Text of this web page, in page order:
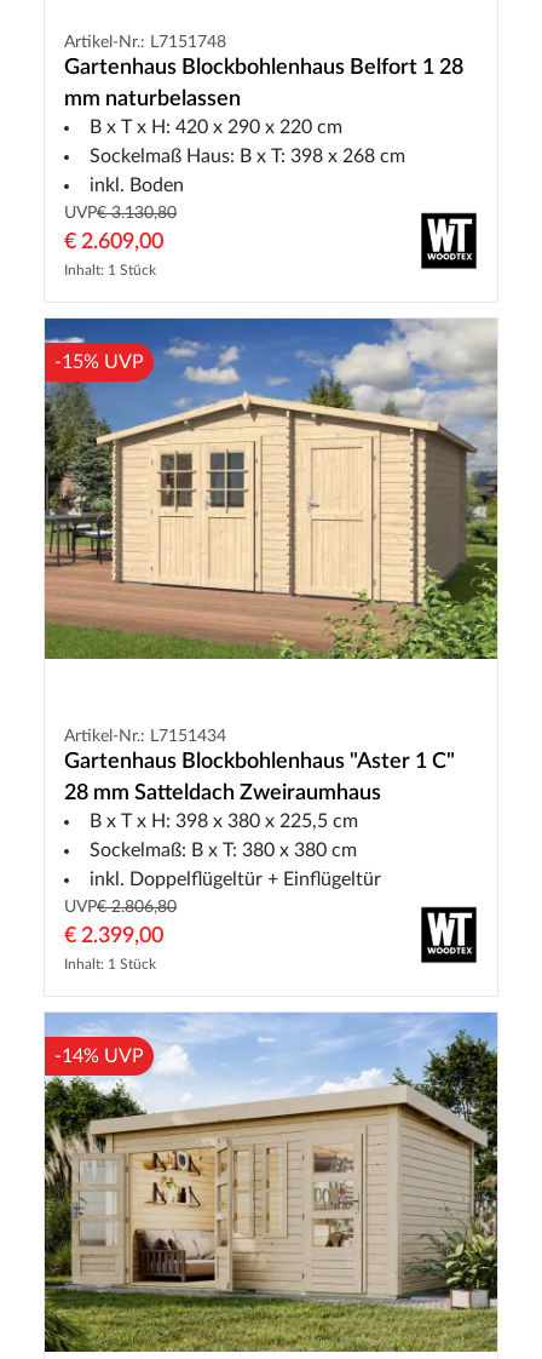
Artikel-Nr.: L7151748
Gartenhaus Blockbohlenhaus Belfort 1 28
mm naturbelassen
B x T x H: 420 x 290 x 220 cm
Sockelmaß Haus: B x T: 398 x 268 cm
inkl. Boden
UVP€ 3.130,80
€ 2.609,00
Inhalt: 1 Stück
-15% UVP
Artikel-Nr.: L7151434
Gartenhaus Blockbohlenhaus "Aster 1 C"
28 mm Satteldach Zweiraumhaus
B x T x H: 398 x 380 x 225,5 cm
Sockelmaß: B x T: 380 x 380 cm
inkl. Doppelflügeltür + Einflügeltür
UVP€ 2.806,80
€ 2.399,00
Inhalt: 1 Stück
-14% UVP